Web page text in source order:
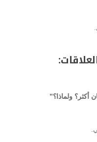
ولماذا؟”